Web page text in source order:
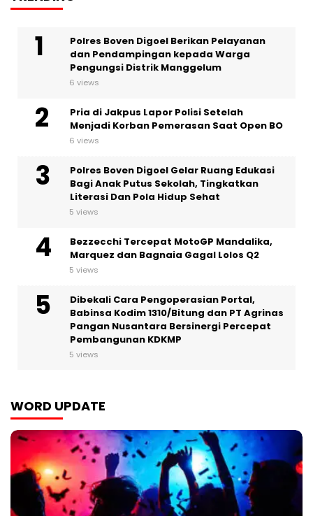
Polres Boven Digoel Berikan Pelayanan
dan Pendampingan kepada Warga
Pengungsi Distrik Manggelum
6 views
Pria di Jakpus Lapor Polisi Setelah
Menjadi Korban Pemerasan Saat Open BO
6 views
Polres Boven Digoel Gelar Ruang Edukasi
Bagi Anak Putus Sekolah, Tingkatkan
Literasi Dan Pola Hidup Sehat
5 views
Bezzecchi Tercepat MotoGP Mandalika,
Marquez dan Bagnaia Gagal Lolos Q2
5 views
Dibekali Cara Pengoperasian Portal,
Babinsa Kodim 1310/Bitung dan PT Agrinas
Pangan Nusantara Bersinergi Percepat
Pembangunan KDKMP
5 views
WORD UPDATE